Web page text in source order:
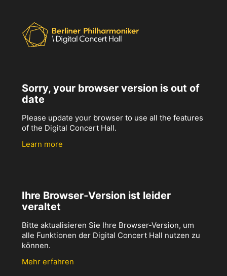
Sorry, your browser version is out of
date
Please update your browser to use all the features
of the Digital Concert Hall.
Learn more
Ihre Browser-Version ist leider
veraltet
Bitte aktualisieren Sie Ihre Browser-Version, um
alle Funktionen der Digital Concert Hall nutzen zu
können.
Mehr erfahren